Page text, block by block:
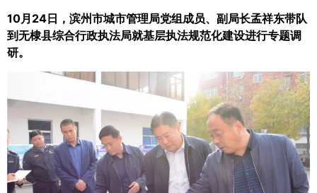
10月24日，滨州市城市管理局党组成员、副局长孟祥东带队
到无棣县综合行政执法局就基层执法规范化建设进行专题调
研。